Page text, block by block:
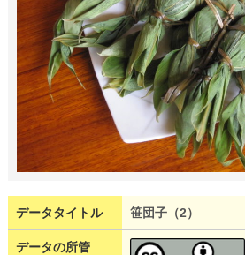
データタイトル 笹団子（2）
データの所管